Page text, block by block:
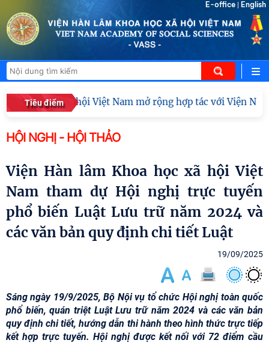
E-office English
Tiêu điểm
Khoa học xã hội Việt Nam mở rộng hợp tác với Viện
HỘI NGHỊ - HỘI THẢO
Viện Hàn lâm Khoa học xã hội Việt
Nam tham dự Hội nghị trực tuyến
phổ biến Luật Lưu trữ năm 2024 và
các văn bản quy định chi tiết Luật
19/09/2025
Sáng ngày 19/9/2025, Bộ Nội vụ tổ chức Hội nghị toàn quốc
phổ biến, quán triệt Luật Lưu trữ năm 2024 và các văn bản
quy định chi tiết, hướng dẫn thi hành theo hình thức trực tiếp
kết hợp trực tuyến. Hội nghị được kết nối với 72 điểm cầu